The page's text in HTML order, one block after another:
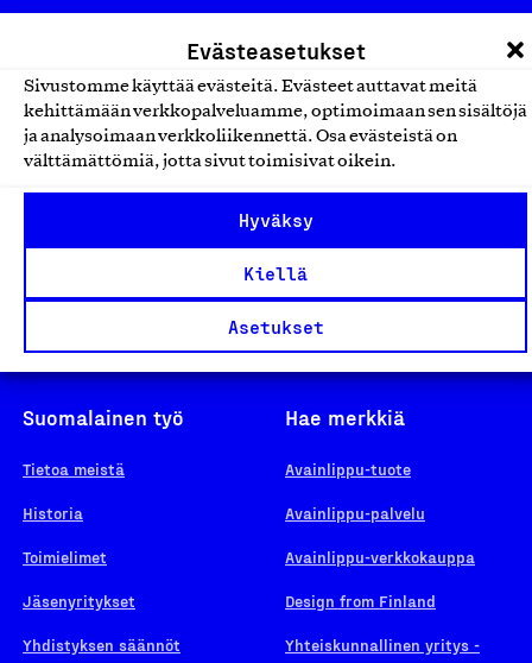
Evästeasetukset
Sivustomme käyttää evästeitä. Evästeet auttavat meitä
kehittämään verkkopalveluamme, optimoimaan sen sisältöjä
ja analysoimaan verkkoliikennettä. Osa evästeistä on
välttämättömiä, jotta sivut toimisivat oikein.
Hyväksy
Kiellä
Asetukset
Design From Finland
Yhteiskunnallinen Yritys -merkki
Suomalainen työ
Tietoa meistä
Historia
Toimielimet
Jäsenyritykset
Yhdistyksen säännöt
Hae merkkiä
Avainlippu-tuote
Avainlippu-palvelu
Avainlippu-verkkokauppa
Design from Finland
Yhteiskunnallinen yritys -